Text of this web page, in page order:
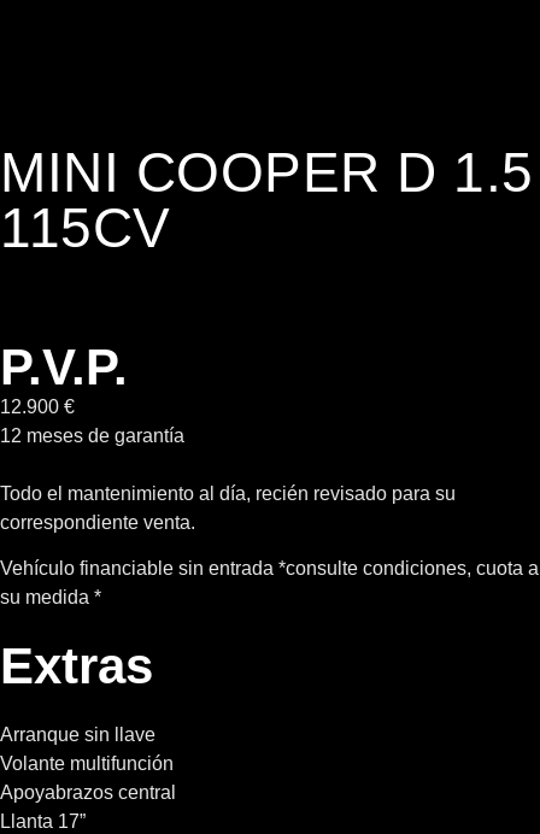
MINI COOPER D 1.5
115CV
P.V.P.
12.900 €
12 meses de garantía
Todo el mantenimiento al día, recién revisado para su
correspondiente venta.
Vehículo financiable sin entrada *consulte condiciones, cuota a
su medida *
Extras
Arranque sin llave
Volante multifunción
Apoyabrazos central
Llanta 17”